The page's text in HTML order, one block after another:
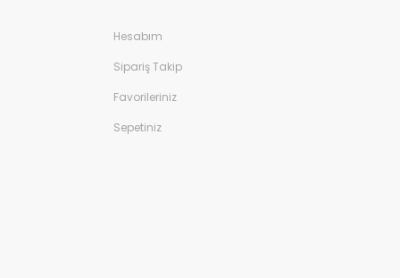
Hesabım
Sipariş Takip
Favorileriniz
Sepetiniz